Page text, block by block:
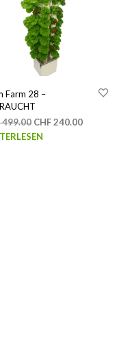
Farm 28 –
499.00 Ursprünglicher
Preis
CHF240.00Aktueller